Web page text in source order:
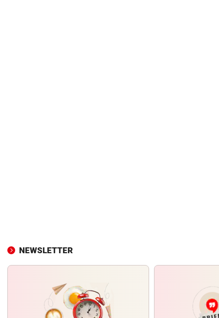
NEWSLETTER